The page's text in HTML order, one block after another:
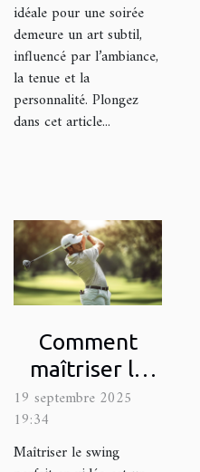
idéale pour une soirée
demeure un art subtil,
influencé par l’ambiance,
la tenue et la
personnalité. Plongez
dans cet article...
Comment
maîtriser le
swing parfait
en vidéo ?
19 septembre 2025
19:34
Maîtriser le swing